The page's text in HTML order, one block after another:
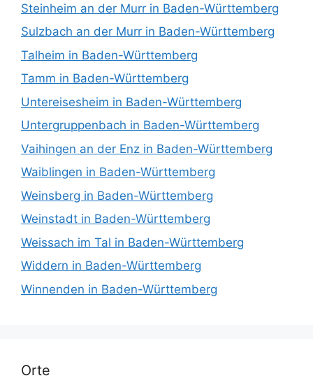
Steinheim an der Murr in Baden-Württemberg
Sulzbach an der Murr in Baden-Württemberg
Talheim in Baden-Württemberg
Tamm in Baden-Württemberg
Untereisesheim in Baden-Württemberg
Untergruppenbach in Baden-Württemberg
Vaihingen an der Enz in Baden-Württemberg
Waiblingen in Baden-Württemberg
Weinsberg in Baden-Württemberg
Weinstadt in Baden-Württemberg
Weissach im Tal in Baden-Württemberg
Widdern in Baden-Württemberg
Winnenden in Baden-Württemberg
Orte